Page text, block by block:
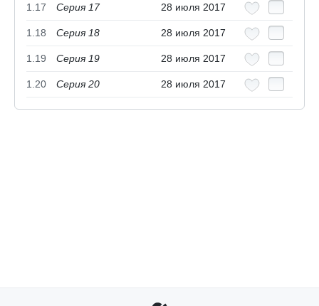
1.17 Серия 17 28 июля 2017
1.18 Серия 18 28 июля 2017
1.19 Серия 19 28 июля 2017
1.20 Серия 20 28 июля 2017